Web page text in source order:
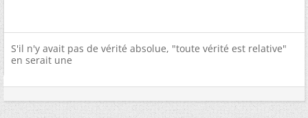
S'il n'y avait pas de vérité absolue, "toute vérité est relative"
en serait une